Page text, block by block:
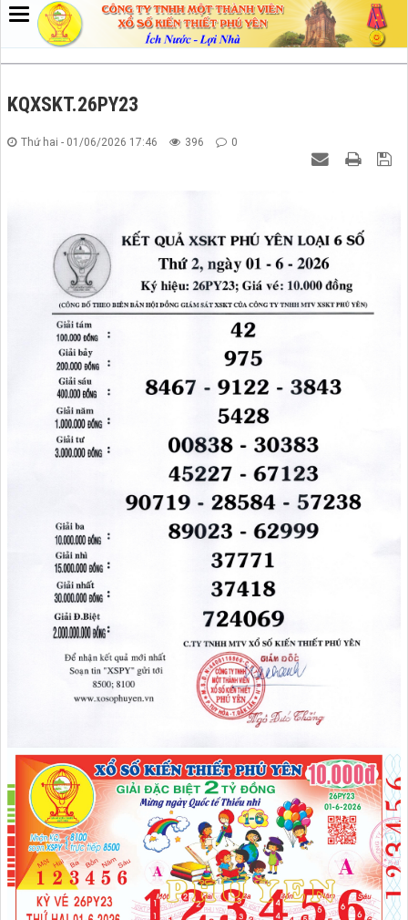
KQXSKT.26PY23
Thứ hai - 01/06/2026 17:46 396 0